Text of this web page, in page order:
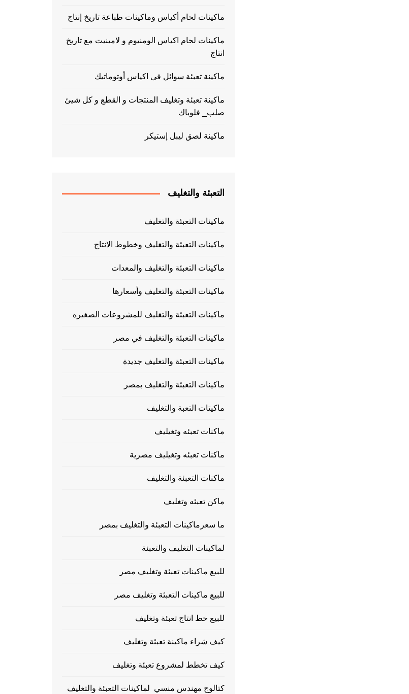
ماكينات لحام أكياس وماكينات طباعة تاريخ إنتاج
ماكينات لحام اكياس الومنيوم و لامينيت مع تاريخ
انتاج
ماكينة تعبئة سوائل فى اكياس أوتوماتيك
ماكينة تعبئة وتغليف المنتجات و القطع و كل شيئ
صلب_ فلوباك
ماكينة لصق ليبل إستيكر
التعبئة والتغليف
ماكينات التعبئة والتغليف
ماكينات التعبئة والتغليف وخطوط الانتاج
ماكينات التعبئة والتغليف والمعدات
ماكينات التعبئة والتغليف وأسعارها
ماكينات التعبئة والتغليف للمشروعات الصغيره
ماكينات التعبئة والتغليف في مصر
ماكينات التعبئة والتغليف جديدة
ماكينات التعبئة والتغليف بمصر
ماكيتات التعبة والتغليف
ماكنات تعبئه وتغيليف
ماكنات تعبئه وتغيليف مصرية
ماكنات التعبئة والتغليف
ماكن تعبئه وتغليف
ما سعرماكينات التعبئة والتغليف بمصر
لماكينات التغليف والتعبئة
للبيع ماكينات تعبئة وتغليف مصر
للبيع ماكينات التعبئة وتغليف مصر
للبيع خط انتاج تعبئة وتغليف
كيف شراء ماكينة تعبئة وتغليف
كيف تخطط لمشروع تعبئة وتغليف
كتالوج مهندس منسي لماكينات التعبئة والتغليف